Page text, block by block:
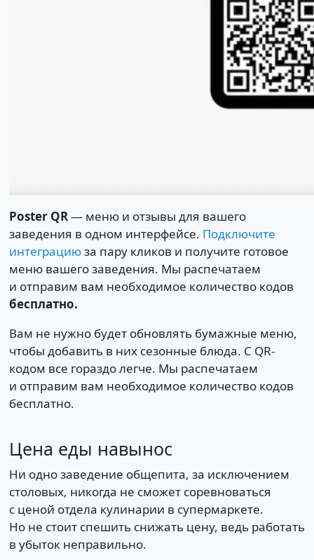
Poster QR— меню и отзывы для вашего
заведения в одном интерфейсе. Подключите
интеграциюза пару кликов и получите готовое
меню вашего заведения. Мы распечатаем
и отправим вам необходимое количество кодов
бесплатно.
Вам не нужно будет обновлять бумажные меню,
чтобы добавить в них сезонные блюда. С QR-
кодом все гораздо легче. Мы распечатаем
и отправим вам необходимое количество кодов
бесплатно.
Цена еды навынос
Ни одно заведение общепита, за исключением
столовых, никогда не сможет соревноваться
с ценой отдела кулинарии в супермаркете.
Но не стоит спешить снижать цену, ведь работать
в убыток неправильно.